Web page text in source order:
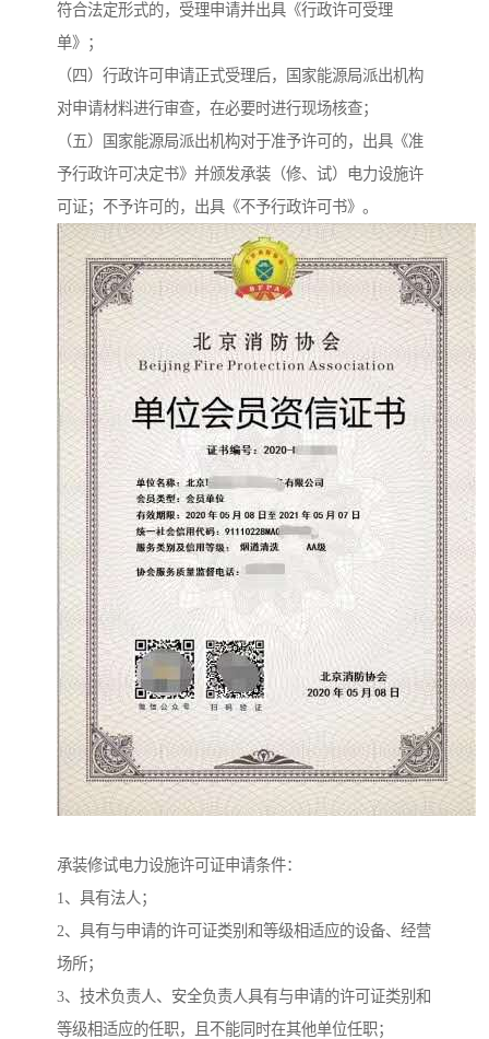
符合法定形式的，受理申请并出具《行政许可受理
单》；
（四）行政许可申请正式受理后，国家能源局派出机构
对申请材料进行审查，在必要时进行现场核查；
（五）国家能源局派出机构对于准予许可的，出具《准
予行政许可决定书》并颁发承装（修、试）电力设施许
可证；不予许可的，出具《不予行政许可书》。
承装修试电力设施许可证申请条件：
1、具有法人；
2、具有与申请的许可证类别和等级相适应的设备、经营
场所；
3、技术负责人、安全负责人具有与申请的许可证类别和
等级相适应的任职，且不能同时在其他单位任职；